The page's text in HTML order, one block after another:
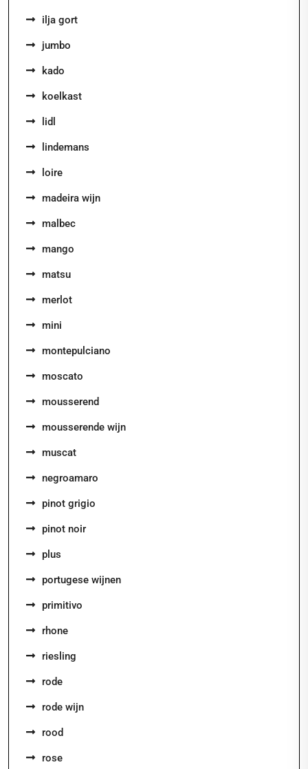
ilja gort
jumbo
kado
koelkast
lidl
lindemans
loire
madeira wijn
malbec
mango
matsu
merlot
mini
montepulciano
moscato
mousserend
mousserende wijn
muscat
negroamaro
pinot grigio
pinot noir
plus
portugese wijnen
primitivo
rhone
riesling
rode
rode wijn
rood
rose